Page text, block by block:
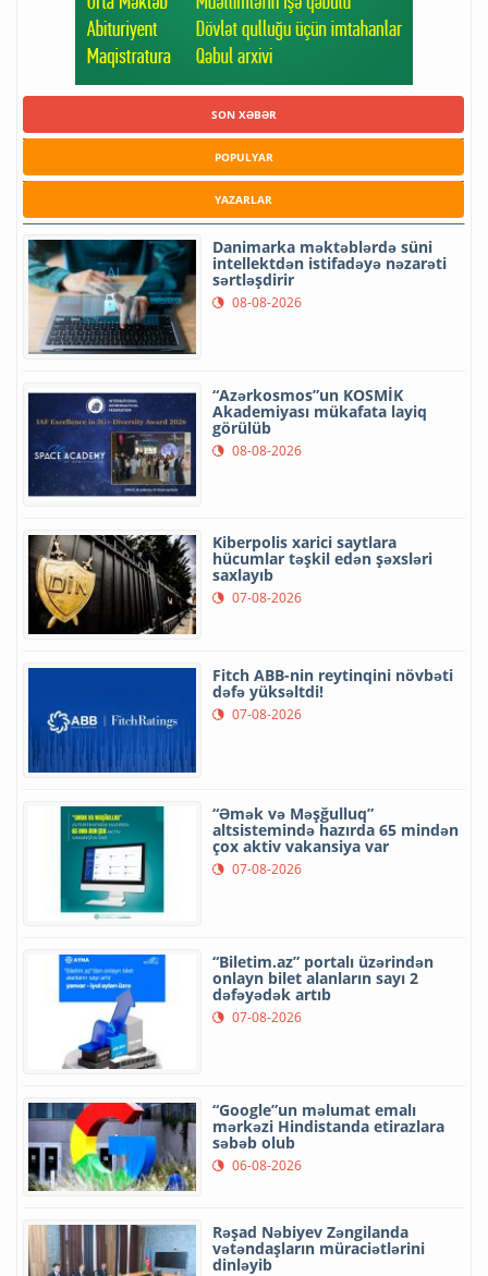
SON XƏBƏR
POPULYAR
YAZARLAR
Danimarka məktəblərdə süni
intellektdən istifadəyə nəzarəti
sərtləşdirir
08-08-2026
“Azərkosmos”un KOSMİK
Akademiyası mükafata layiq
görülüb
08-08-2026
Kiberpolis xarici saytlara
hücumlar təşkil edən şəxsləri
saxlayıb
07-08-2026
Fitch ABB-nin reytinqini növbəti
dəfə yüksəltdi!
07-08-2026
“Əmək və Məşğulluq”
altsistemində hazırda 65 mindən
çox aktiv vakansiya var
07-08-2026
“Biletim.az” portalı üzərindən
onlayn bilet alanların sayı 2
dəfəyədək artıb
07-08-2026
“Google”un məlumat emalı
mərkəzi Hindistanda etirazlara
səbəb olub
06-08-2026
Rəşad Nəbiyev Zəngilanda
vətəndaşların müraciətlərini
dinləyib